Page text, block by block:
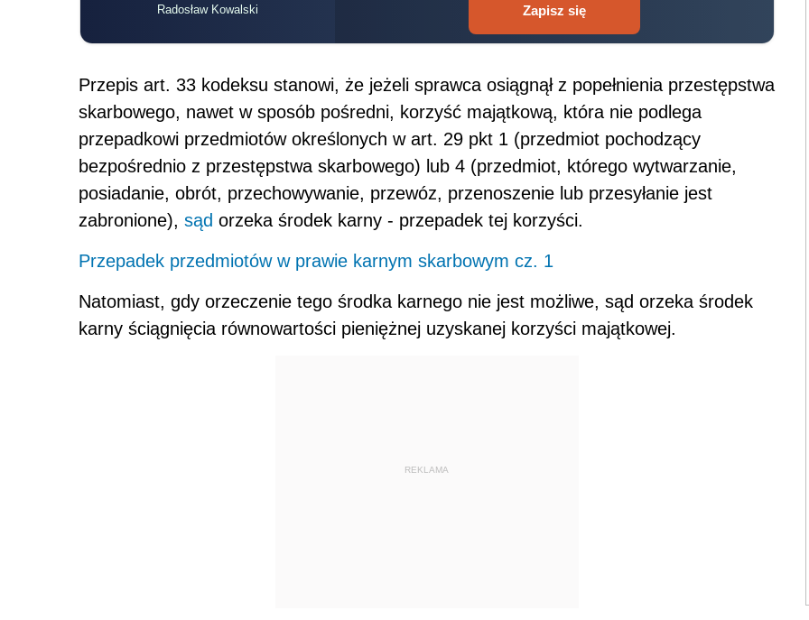
Radosław Kowalski Zapisz się
Przepis art. 33 kodeksu stanowi, że jeżeli sprawca osiągnął z popełnienia przestępstwa
skarbowego, nawet w sposób pośredni, korzyść majątkową, która nie podlega
przepadkowi przedmiotów określonych w art. 29 pkt 1 (przedmiot pochodzący
bezpośrednio z przestępstwa skarbowego) lub 4 (przedmiot, którego wytwarzanie,
posiadanie, obrót, przechowywanie, przewóz, przenoszenie lub przesyłanie jest
zabronione), sąd orzeka środek karny - przepadek tej korzyści.
Przepadek przedmiotów w prawie karnym skarbowym cz. 1
Natomiast, gdy orzeczenie tego środka karnego nie jest możliwe, sąd orzeka środek
karny ściągnięcia równowartości pieniężnej uzyskanej korzyści majątkowej.
REKLAMA